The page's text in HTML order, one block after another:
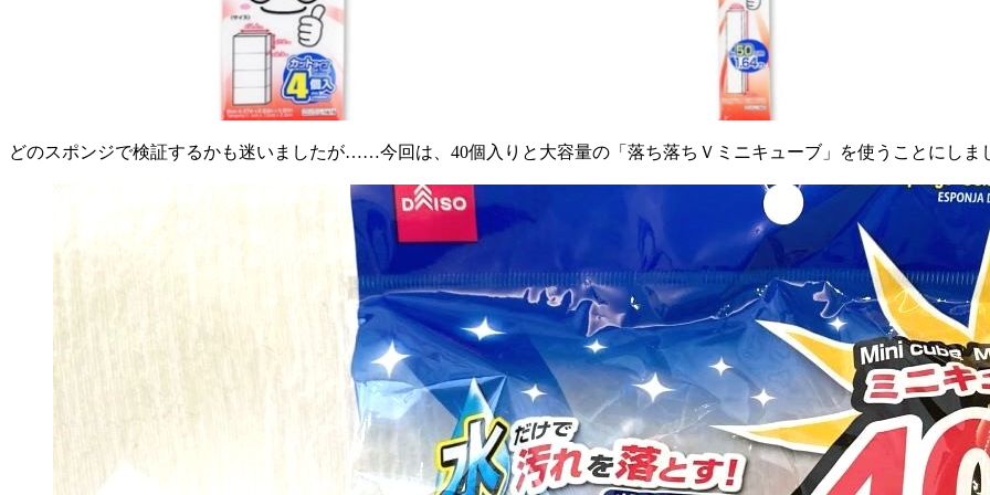
どのスポンジで検証するかも迷いましたが……今回は、40個入りと大容量の「落ち落ちＶミニキューブ」を使うことにしま